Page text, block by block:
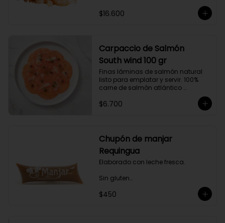
camarones son perfectos para
ensaladas, pastas, arroces y
Ricos en proteínas y listos para
comer, son una opción rápida y
nutritiva que añade un toque
gourmet a tus comidas.
$16.600
Carpaccio de Salmón
South wind 100 gr
Finas láminas de salmón natural
listo para emplatar y servir. 100%
carne de salmón atlántico
Producto sellado al vacío y
congelado.
$6.700
Chupón de manjar
Requingua
Elaborado con leche fresca.
Sin gluten
Sin Saborizantes
$450